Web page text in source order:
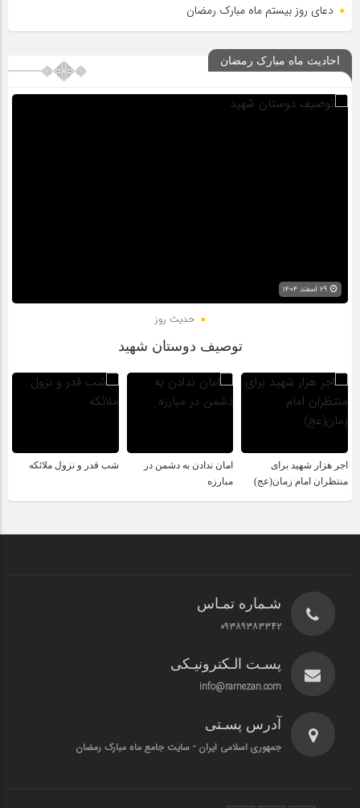
دعای روز بیستم ماه مبارک رمضان
احادیث ماه مبارک رمضان
حدیث روز
توصیف دوستان شهید
اجر هزار شهید برای
منتظران امام زمان(عج)
امان ندادن به دشمن در
مبارزه
شب قدر و نزول ملائکه
شـماره تمـاس
۰۹۳۸۹۳۸۳۳۴۲
پسـت الـکترونیـکی
info@ramezan.com
آدرس پسـتی
جمهوری اسلامی ایران - سایت جامع ماه مبارک رمضان